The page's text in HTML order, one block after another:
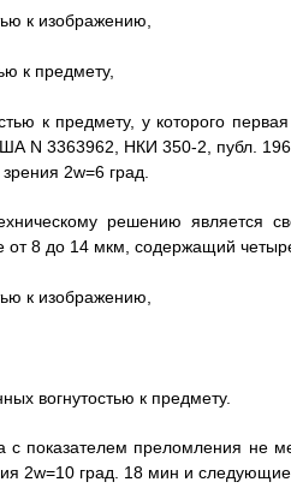
к изображению,
к предмету,
к предмету, у которого
N 3363962, НКИ 350-2, публ. 1968
2w=6 град.
решению является
от 8 до 14 мкм, содержащий
к изображению,
вогнутостью к предмету.
с показателем преломления не
2w=10 град. 18 мин и